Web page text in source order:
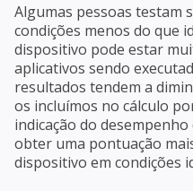
Algumas pessoas testam
condições menos do que
dispositivo pode estar
aplicativos sendo
resultados tendem a
os incluímos no cálculo
indicação do
obter uma pontuação
dispositivo em condições